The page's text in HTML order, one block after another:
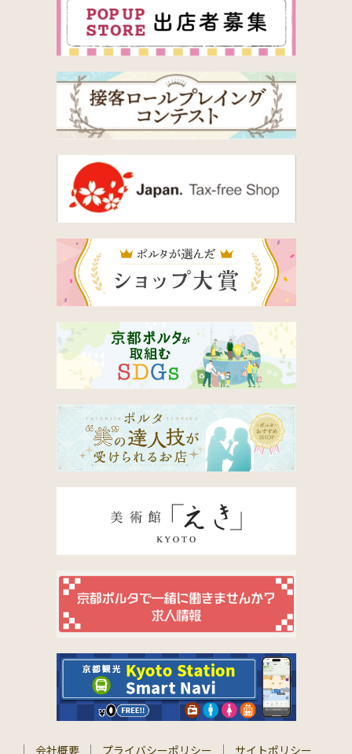
会社概要 プライバシーポリシー サイトポリシー